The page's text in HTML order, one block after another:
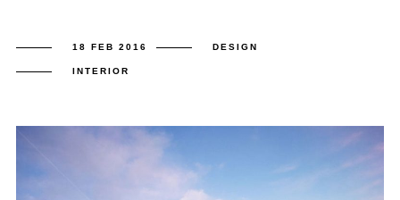
18 FEB 2016 DESIGN
INTERIOR